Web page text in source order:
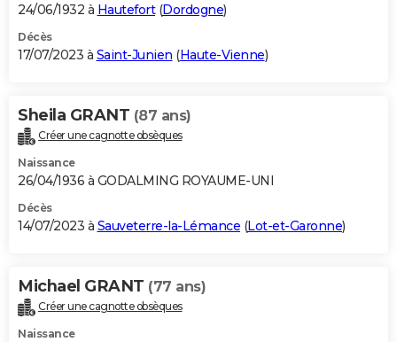
24/06/1932 à Hautefort(Dordogne)
Décès
17/07/2023 à Saint-Junien (Haute-Vienne)
Sheila GRANT (87 ans)
Créer une cagnotte obsèques
Naissance
26/04/1936 à GODALMING ROYAUME-UNI
Décès
14/07/2023 à Sauveterre-la-Lémance (Lot-et-Garonne)
Michael GRANT (77 ans)
Créer une cagnotte obsèques
Naissance